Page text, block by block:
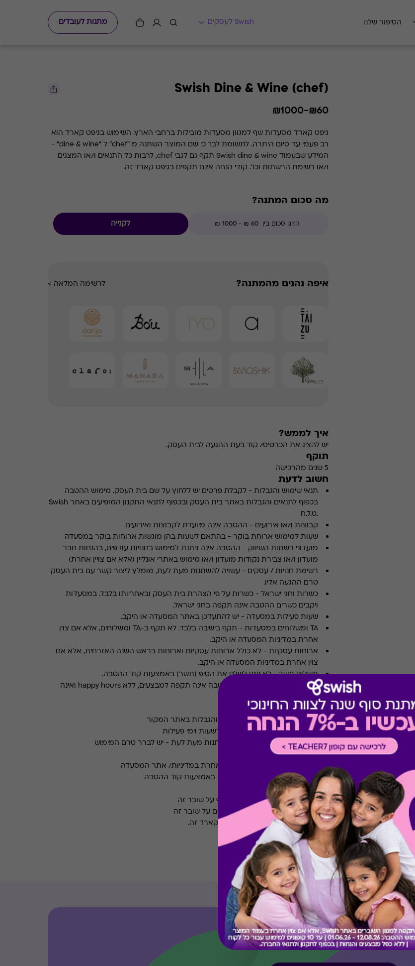
הסיפור שלנו Swish לעסקים מתנות לעובדים
Swish Dine & Wine (chef)
₪60-₪1000
גיפט קארד מסעדות שף למגוון מסעדות מובילות ברחבי הארץ. השימוש בגיפט קארד הוא
רב פעמי עד סיום היתרה. לתשומת לבך כי שם המוצר השתנה מ "chef" ל "dine & wine" -
המידע שבעמוד Swish dine & wine תקף גם לגבי chef, לרבות כל התנאים ו/או המצגים
ו/או רשימת הרשתות וכו'. קודי הנחה אינם תקפים בגיפט קארד זה.
מה סכום המתנה?
לקנייה
איפה נהנים מהמתנה? לרשימה המלאה >
איך לממש?
יש להציג את הכרטיס/ קוד בעת ההגעה לבית העסק.
תוקף
5 שנים מהרכישה
חשוב לדעת
תנאי שימוש והגבלות - לקבלת פרטים יש ללחוץ על שם בית העסק. מימוש ההטבה
בכפוף לתנאים והגבלות באתר בית העסק ובכפוף לתנאי התקנון המופיעים באתר Swish
.ט.ל.ח
קבוצות ו/או אירועים - ההטבה אינה מיועדת לקבוצות ואירועים
שעות למימוש ארוחת בוקר -בהתאם לשעות בהן מוגשות ארוחות בוקר במסעדה
מועדוני רשתות השיווק - ההטבה אינה ניתנת למימוש בחנויות עודפים, בהנחות חבר
מועדון ו/או צבירת נקודות מועדון ו/או מימוש באתרי אונליין (אלא אם צויין אחרת)
רשימת חנויות / עסקים -עשויה להשתנות מעת לעת, מומלץ ליצור קשר עם בית העסק
טרם ההגעה אליו.
כשרות וחגי ישראל -כשרות על פי הצהרת בית העסק ובאחריותו בלבד. במסעדות
ויקבים כשרים ההטבה אינה תקפה בחגי ישראל.
שעות פעילות במסעדה -יש להתעדכן באתר המסעדה או היקב.
TA ומשלוחים במסעדות
-
תקף בישיבה בלבד. לא תקף ב-TA ומשלוחים, אלא אם צוין
אחרת במדיניות המסעדה או היקב.
ארוחות עסקיות - לא כולל ארוחות עסקיות וארוחות בראש השנה האזרחית, אלא אם
צוין אחרת במדיניות המסעדה או היקב.
תשלום תשר-לא ניתן לשלם את הטיפ (תשר) באמצעות קוד ההטבה.
מבצעים במסעדות/יקבים
ההטבה אינה תקפה למבצעים, ללא happy hours ואינה
כוללת 10% הנחה לתושבי אילת
* מימוש ההטבה בכפוף לתנאים והגבלות באתר המקור
* יש להתעדכן באתר המסעדה לשעות וימי פעילות
* רשימת המסעדות עשויה להשתנות מעת לעת - יש לברר טרם המימוש
* תקף בישיבה בלבד
* לא ניתן לשלם את הטיפ (תשר) באמצעות קוד ההטבה
* ללא כפל הטבת חברי מועדון
* קוד מועדוני הלקוחות אינו תקף על שובר זה
* קוד הנחה 7%- 15% אינם תקפים על שובר זה
* קודי הנחה אינם תקפים בגיפט קארד זה.
קיבלת מתנה כזו?